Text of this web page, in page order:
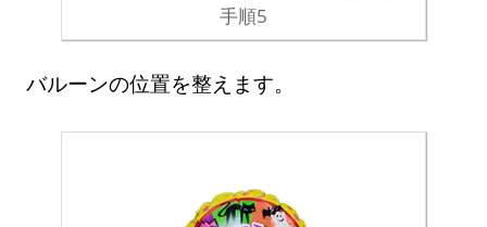
手順5
バルーンの位置を整えます。